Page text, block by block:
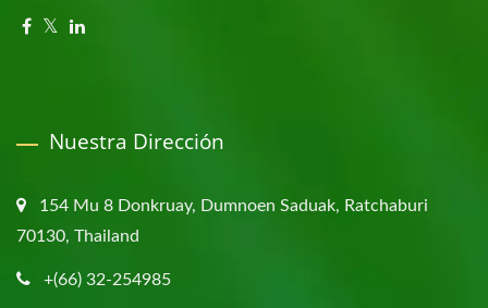
Nuestra Dirección
154 Mu 8 Donkruay, Dumnoen Saduak, Ratchaburi
70130, Thailand
+(66) 32-254985